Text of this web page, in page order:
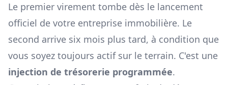
Le premier virement tombe dès le lancement
officiel de votre entreprise immobilière. Le
second arrive six mois plus tard, à condition que
vous soyez toujours actif sur le terrain. C'est une
injection de trésorerie programmée.